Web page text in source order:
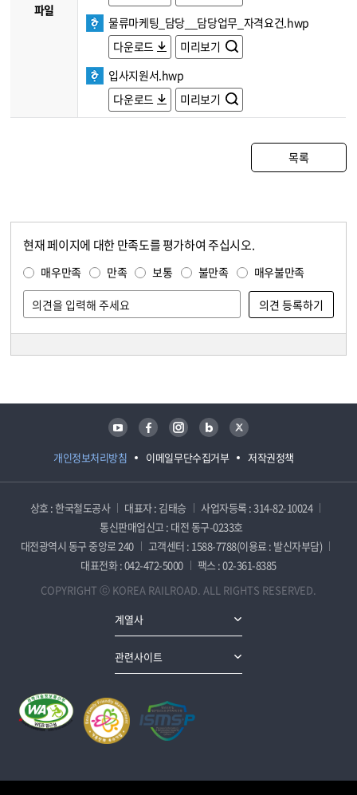
파일
물류마케팅_담당__담당업무_자격요건.hwp
다운로드
미리보기
입사지원서.hwp
다운로드
미리보기
목록
현재 페이지에 대한 만족도를 평가하여 주십시오.
매우만족 만족 보통 불만족 매우불만족
개인정보처리방침 이메일무단수집거부 저작권정책
유튜브 페이스북 인스타그램 블로그 트위터
상호 : 한국철도공사 대표자 : 김태승
사업자등록 : 314-82-10024
통신판매업신고 : 대전 동구-0233호
대전광역시 동구 중앙로 240
고객센터 : 1588-7788(이용료 : 발신자부담)
대표전화 : 042-472-5000
팩스 : 02-361-8385
COPYRIGHT ⓒ KOREA RAILROAD. ALL RIGHTS RESERVED.
계열사
관련사이트